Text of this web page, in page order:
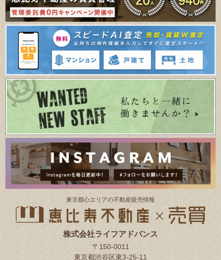
東京都⼼エリアの不動産販売情報
株式会社ライフアドバンス
〒150-0011
東京都渋谷区東3-25-11